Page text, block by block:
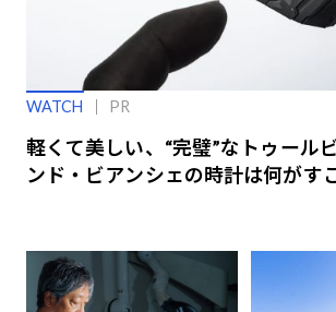
WATCH PR
軽くて美しい、“完璧”なトゥール
ンド・ビアンシェの時計は何がす